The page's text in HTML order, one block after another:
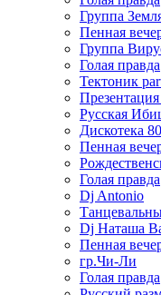
Группа
Пенная
Группа
Голая правда
Тектоник
Русская
Дискотека
Пенная
Голая правда
Dj Antonio
Dj Наташа
Пенная
гр.Чи-Ли
Голая правда